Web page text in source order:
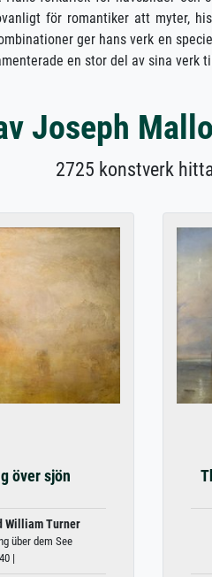
för romantiker att myter,
ger hans verk en
en stor del av sina verk
Joseph
2725 konstverk
över sjön
William Turner
über dem See
|